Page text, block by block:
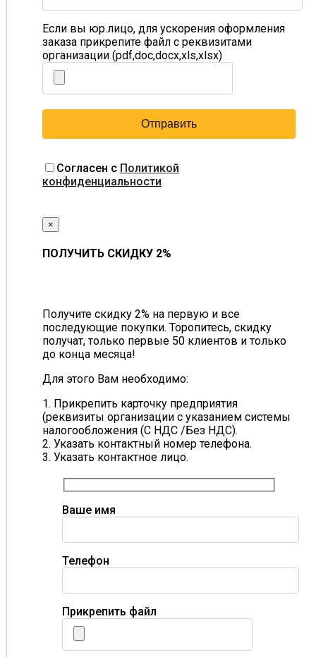
Если вы юр.лицо, для ускорения оформления
заказа прикрепите файл с реквизитами
организации (pdf,doc,docx,xls,xlsx)
Согласен с Политикой
конфиденциальности
×
ПОЛУЧИТЬ СКИДКУ 2%
Получите скидку 2% на первую и все
последующие покупки. Торопитесь, скидку
получат, только первые 50 клиентов и только
до конца месяца!
Для этого Вам необходимо:
1. Прикрепить карточку предприятия
(реквизиты организации с указанием системы
налогообложения (С НДС /Без НДС).
2. Указать контактный номер телефона.
3. Указать контактное лицо.
Ваше имя
Телефон
Прикрепить файл